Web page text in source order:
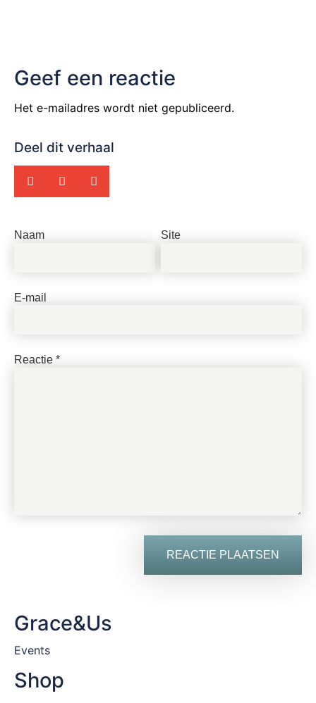
Geef een reactie
Het e-mailadres wordt niet gepubliceerd.
Deel dit verhaal
Reactie *
Naam
E-mail
Site
Grace&Us
Events
Shop